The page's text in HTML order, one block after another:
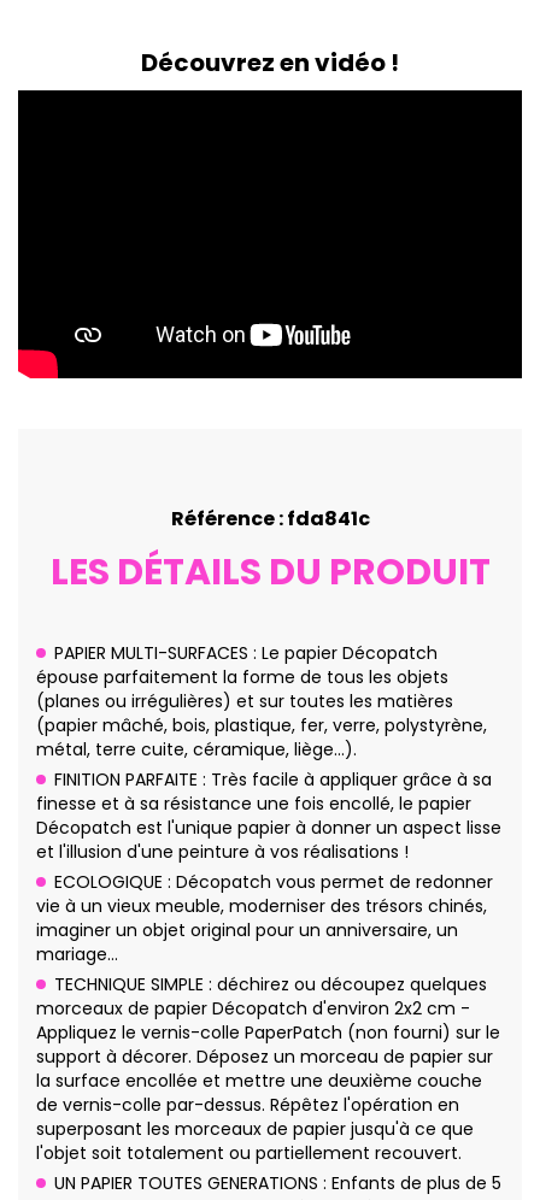
Découvrez en vidéo !
Référence : fda841c
LES DÉTAILS DU PRODUIT
PAPIER MULTI-SURFACES : Le papier Décopatch
épouse parfaitement la forme de tous les objets
(planes ou irrégulières) et sur toutes les matières
(papier mâché, bois, plastique, fer, verre, polystyrène,
métal, terre cuite, céramique, liège…).
FINITION PARFAITE : Très facile à appliquer grâce à sa
finesse et à sa résistance une fois encollé, le papier
Décopatch est l'unique papier à donner un aspect lisse
et l'illusion d'une peinture à vos réalisations !
ECOLOGIQUE : Décopatch vous permet de redonner
vie à un vieux meuble, moderniser des trésors chinés,
imaginer un objet original pour un anniversaire, un
mariage…
TECHNIQUE SIMPLE : déchirez ou découpez quelques
morceaux de papier Décopatch d'environ 2x2 cm -
Appliquez le vernis-colle PaperPatch (non fourni) sur le
support à décorer. Déposez un morceau de papier sur
la surface encollée et mettre une deuxième couche
de vernis-colle par-dessus. Répêtez l'opération en
superposant les morceaux de papier jusqu'à ce que
l'objet soit totalement ou partiellement recouvert.
UN PAPIER TOUTES GENERATIONS : Enfants de plus de 5